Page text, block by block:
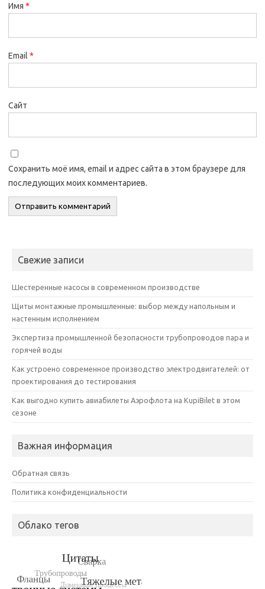
Имя *
Email *
Сайт
Сохранить моё имя, email и адрес сайта в этом браузере для
последующих моих комментариев.
Свежие записи
Шестеренные насосы в современном производстве
Щиты монтажные промышленные: выбор между напольным и
настенным исполнением
Экспертиза промышленной безопасности трубопроводов пара и
горячей воды
Как устроено современное производство электродвигателей: от
проектирования до тестирования
Как выгодно купить авиабилеты Аэрофлота на KupiBilet в этом
сезоне
Важная информация
Обратная связь
Политика конфиденциальности
Облако тегов